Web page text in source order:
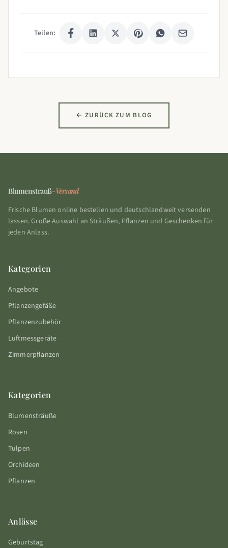
Teilen:
← ZURÜCK ZUM BLOG
Blumenstrauß-Versand
Frische Blumen online bestellen und deutschlandweit versenden
lassen. Große Auswahl an Sträußen, Pflanzen und Geschenken für
jeden Anlass.
Kategorien
Angebote
Pflanzengefäße
Pflanzenzubehör
Luftmessgeräte
Zimmerpflanzen
Kategorien
Blumensträuße
Rosen
Tulpen
Orchideen
Pflanzen
Anlässe
Geburtstag